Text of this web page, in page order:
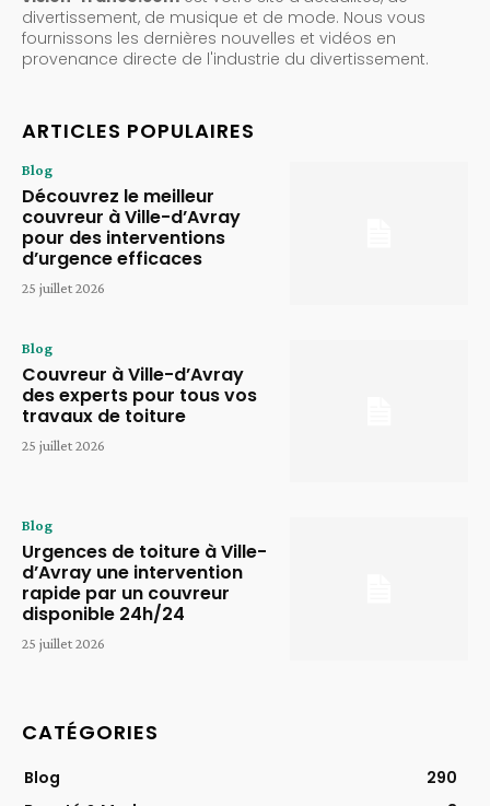
divertissement, de musique et de mode. Nous vous
fournissons les dernières nouvelles et vidéos en
provenance directe de l'industrie du divertissement.
ARTICLES POPULAIRES
Blog
Découvrez le meilleur
couvreur à Ville-d’Avray
pour des interventions
d’urgence efficaces
25 juillet 2026
Blog
Couvreur à Ville-d’Avray
des experts pour tous vos
travaux de toiture
25 juillet 2026
Blog
Urgences de toiture à Ville-
d’Avray une intervention
rapide par un couvreur
disponible 24h/24
25 juillet 2026
CATÉGORIES
Blog
290